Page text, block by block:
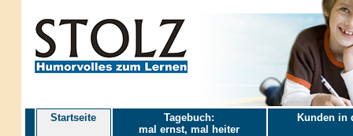
Startseite
Tagebuch:
mal ernst, mal heiter
Kunden in